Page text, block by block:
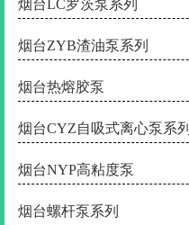
烟台LC罗茨泵系列
烟台ZYB渣油泵系列
烟台热熔胶泵
烟台CYZ自吸式离心泵系列
烟台NYP高粘度泵
烟台螺杆泵系列